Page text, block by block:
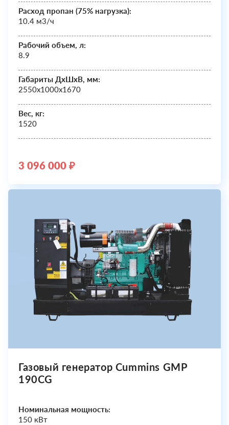
Расход пропан (75% нагрузка):
10.4 м3/ч
Рабочий объем, л:
8.9
Габариты ДхШxВ, мм:
2550х1000х1670
Вес, кг:
1520
3 096 000 ₽
Газовый генератор Cummins GMP
190CG
Номинальная мощность:
150 кВт